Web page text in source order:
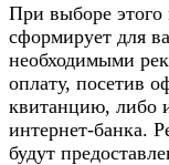
При выборе
сформирует для
необходимыми
оплату, посетив
квитанцию, либо
интернет-банка.
будут